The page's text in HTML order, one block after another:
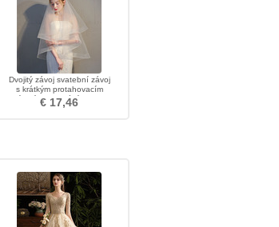
Dvojitý závoj svatební závoj
s krátkým protahovacím
síťovým lemováním retro
závoj
€ 17,46